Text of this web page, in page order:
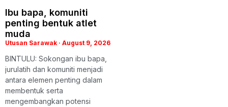
Ibu bapa, komuniti
penting bentuk atlet
muda
Utusan Sarawak August 9, 2026
BINTULU: Sokongan ibu bapa,
jurulatih dan komuniti menjadi
antara elemen penting dalam
membentuk serta
mengembangkan potensi